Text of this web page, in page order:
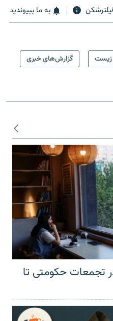
به ما بپیوندید
گزارش‌های خبری
تجمعات حکومتی تا